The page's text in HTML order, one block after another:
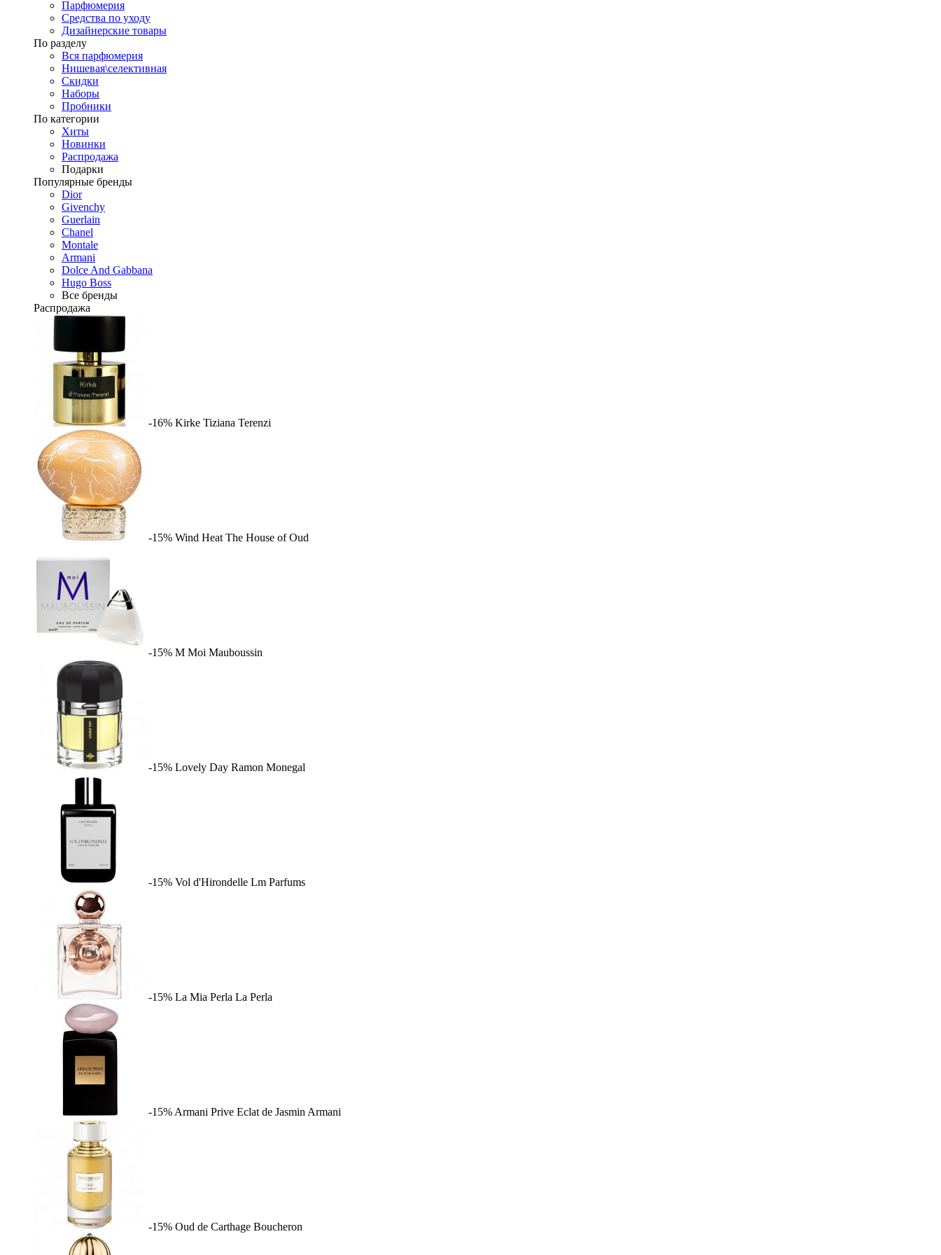
Парфюмерия
Средства по уходу
Дизайнерские товары
По разделу
Вся парфюмерия
Нишевая\селективная
Скидки
Наборы
Пробники
По категории
Хиты
Новинки
Распродажа
Подарки
Популярные бренды
Dior
Givenchy
Guerlain
Chanel
Montale
Armani
Dolce And Gabbana
Hugo Boss
Все бренды
Распродажа
-16% Kirke Tiziana Terenzi
-15% Wind Heat The House of Oud
-15% M Moi Mauboussin
-15% Lovely Day Ramon Monegal
-15% Vol d'Hirondelle Lm Parfums
-15% La Mia Perla La Perla
-15% Armani Prive Eclat de Jasmin Armani
-15% Oud de Carthage Boucheron